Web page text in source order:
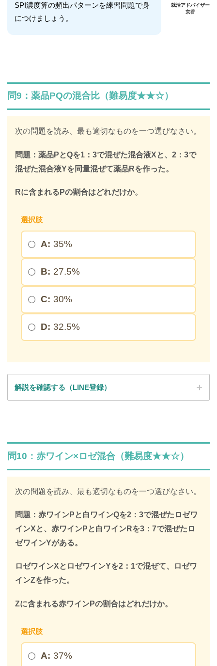
※このページを開いたまま登録してください
SPI濃度算の頻出パターンを練習問題で身
につけましょう。
就活アドバイザー
京香
問9：薬品PQの混合比（難易度★★☆）
次の問題を読み、最も適切なものを一つ選びなさい。
問題：薬品PとQを1：3で混ぜた混合液Xと、2：3で
混ぜた混合液Yを同量混ぜて薬品Rを作った。
Rに含まれるPの割合はどれだけか。
選択肢
A: 35%
B: 27.5%
C: 30%
D: 32.5%
解説を確認する（LINE登録）
解説はLINE登録で確認できます
LINEで限定キーワードを受け取ると、
＼ 無料・1分で登録完了！ ／
限定キーワードを受け取る
問10：赤ワイン×ロゼ混合（難易度★★☆）
次の問題を読み、最も適切なものを一つ選びなさい。
問題：赤ワインPと白ワインQを2：3で混ぜたロゼワ
インXと、赤ワインPと白ワインRを3：7で混ぜたロ
ゼワインYがある。
ロゼワインXとロゼワインYを2：1で混ぜて、ロゼワ
インZを作った。
Zに含まれる赤ワインPの割合はどれだけか。
選択肢
A: 37%